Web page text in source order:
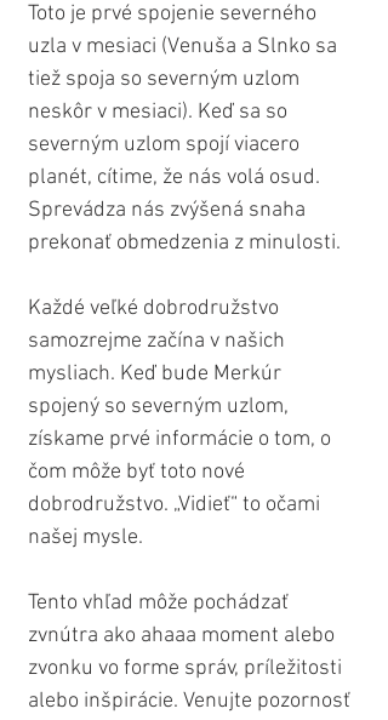
Toto je prvé spojenie severného
uzla v mesiaci (Venuša a Slnko sa
tiež spoja so severným uzlom
neskôr v mesiaci). Keď sa so
severným uzlom spojí viacero
planét, cítime, že nás volá osud.
Sprevádza nás zvýšená snaha
prekonať obmedzenia z minulosti.
Každé veľké dobrodružstvo
samozrejme začína v našich
mysliach. Keď bude Merkúr
spojený so severným uzlom,
získame prvé informácie o tom, o
čom môže byť toto nové
dobrodružstvo. „Vidieť“ to očami
našej mysle.
Tento vhľad môže pochádzať
zvnútra ako ahaaa moment alebo
zvonku vo forme správ, príležitosti
alebo inšpirácie. Venujte pozornosť